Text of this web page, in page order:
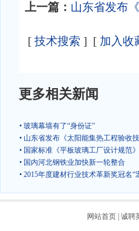
上一篇： 山东省发布
[ 技术搜索 ] [ 加入收
更多相关新闻
• 玻璃幕墙有了“身份证”
• 山东省发布《太阳能集热工程验收技
• 国家标准《平板玻璃工厂设计规范
• 国内河北钢铁业加快新一轮整合
• 2015年度建材行业技术革新奖冠名“
网站首页 诚聘